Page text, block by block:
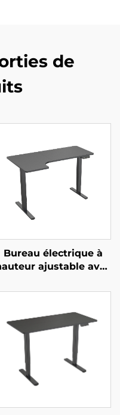
de
Bureau électrique à
ajustable avec
plateau et contrôleur
MOUNTS JSD2-01-L1